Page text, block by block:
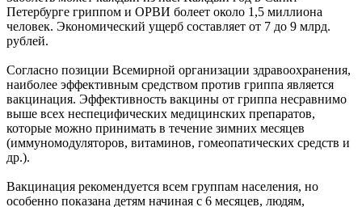
Петербурге гриппом и ОРВИ болеет около 1,5 миллиона
человек. Экономический ущерб составляет от 7 до 9 млрд.
рублей.
Согласно позиции Всемирной организации здравоохранения,
наиболее эффективным средством против гриппа является
вакцинация. Эффективность вакцины от гриппа несравнимо
выше всех неспецифических медицинских препаратов,
которые можно принимать в течение зимних месяцев
(иммуномодуляторов, витаминов, гомеопатических средств и
др.).
Вакцинация рекомендуется всем группам населения, но
особенно показана детям начиная с 6 месяцев, людям,